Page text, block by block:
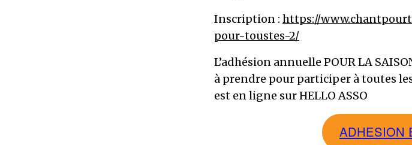
Inscription :https://
pour-toustes-2/
L’adhésion annuelle POUR LA
à prendre pour participer à toutes
est en ligne sur HELLO ASSO
ADHESION